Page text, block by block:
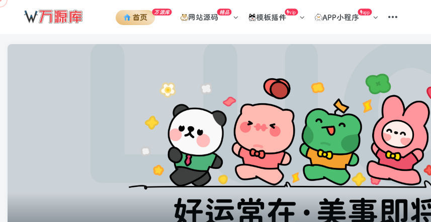
首页
万源库
网站源码
精品
模板插件 vip APP小程序 app